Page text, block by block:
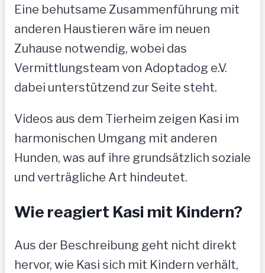
Eine behutsame Zusammenführung mit
anderen Haustieren wäre im neuen
Zuhause notwendig, wobei das
Vermittlungsteam von Adoptadog e.V.
dabei unterstützend zur Seite steht.
Videos aus dem Tierheim zeigen Kasi im
harmonischen Umgang mit anderen
Hunden, was auf ihre grundsätzlich soziale
und verträgliche Art hindeutet.
Wie reagiert Kasi mit Kindern?
Aus der Beschreibung geht nicht direkt
hervor, wie Kasi sich mit Kindern verhält,